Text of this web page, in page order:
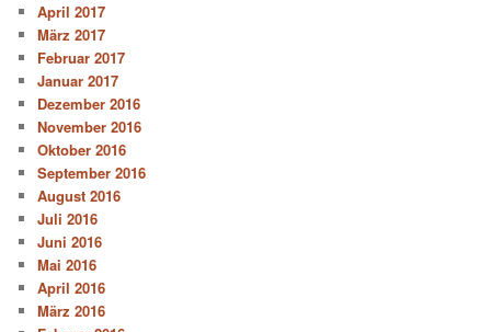
April 2017
März 2017
Februar 2017
Januar 2017
Dezember 2016
November 2016
Oktober 2016
September 2016
August 2016
Juli 2016
Juni 2016
Mai 2016
April 2016
März 2016